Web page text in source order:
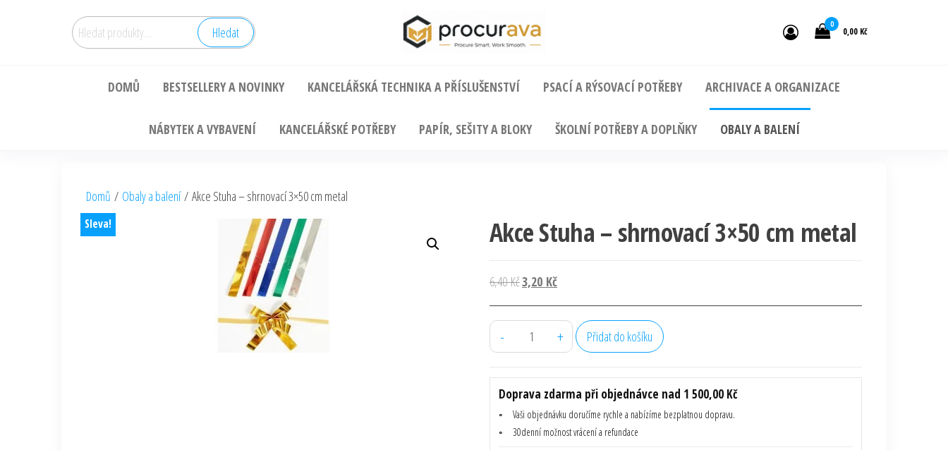
Hledat: Hledat 0
0,00 Kč
DOMŮ BESTSELLERY A NOVINKY KANCELÁŘSKÁ TECHNIKA A PŘÍSLUŠENSTVÍ PSACÍ A RÝSOVACÍ POTŘEBY ARCHIVACE A ORGANIZACE
NÁBYTEK A VYBAVENÍ KANCELÁŘSKÉ POTŘEBY PAPÍR, SEŠITY A BLOKY ŠKOLNÍ POTŘEBY A DOPLŇKY OBALY A BALENÍ
Domů / Obaly a balení/ Akce Stuha – shrnovací 3×50 cm metal
Sleva! Akce Stuha – shrnovací 3×50 cm metal
6,40KčPůvodní
byla:
6,40 Kč.
3,20 KčAktuální
je:
3,20 Kč.
-
Akce Stuha - shrnovací 3x50 cm metal množství
+ Přidat do košíku
Doprava zdarma při objednávce nad 1 500,00 Kč
Vaši objednávku doručíme rychle a nabízíme bezplatnou dopravu.
30denní možnost vrácení a refundace